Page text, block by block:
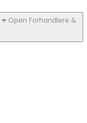
Open Forhandlere &